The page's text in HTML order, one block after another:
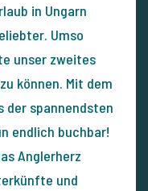
in Ungarn
Umso
unser zweites
können. Mit dem
der spannendsten
endlich buchbar!
Anglerherz
und